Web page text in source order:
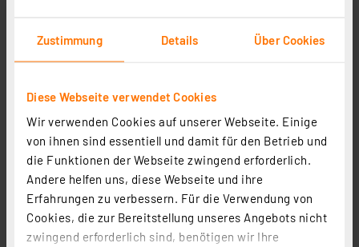
Zustimmung Details Über Cookies
Diese Webseite verwendet Cookies
Wir verwenden Cookies auf unserer Webseite. Einige
von ihnen sind essentiell und damit für den Betrieb und
die Funktionen der Webseite zwingend erforderlich.
Andere helfen uns, diese Webseite und ihre
Erfahrungen zu verbessern. Für die Verwendung von
Cookies, die zur Bereitstellung unseres Angebots nicht
zwingend erforderlich sind, benötigen wir Ihre
Homematic IP Smart Home Wassersensor, HmIP-SWD-2
Artikel-Nr. 160017